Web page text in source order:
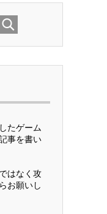
たゲーム
事を書い
はなく攻
お願いし